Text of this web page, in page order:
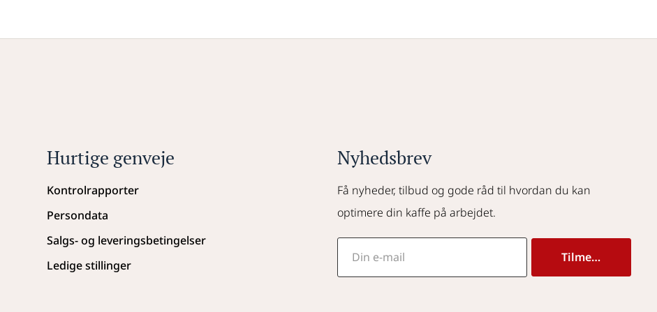
Hurtige genveje
Kontrolrapporter
Persondata
Salgs- og leveringsbetingelser
Ledige stillinger
Nyhedsbrev
Få nyheder, tilbud og gode råd til hvordan du kan
optimere din kaffe på arbejdet.
Tilmeld